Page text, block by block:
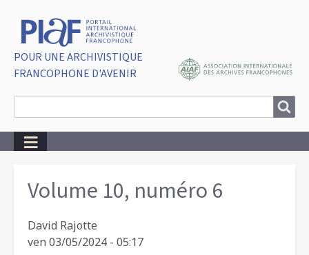
POUR UNE ARCHIVISTIQUE
FRANCOPHONE D'AVENIR
Volume 10, numéro 6
David Rajotte
ven 03/05/2024 - 05:17